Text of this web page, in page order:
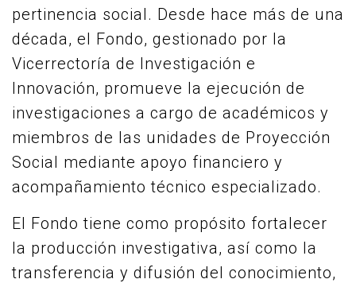
pertinencia social. Desde hace más de una
década, el Fondo, gestionado por la
Vicerrectoría de Investigación e
Innovación, promueve la ejecución de
investigaciones a cargo de académicos y
miembros de las unidades de Proyección
Social mediante apoyo financiero y
acompañamiento técnico especializado.
El Fondo tiene como propósito fortalecer
la producción investigativa, así como la
transferencia y difusión del conocimiento,